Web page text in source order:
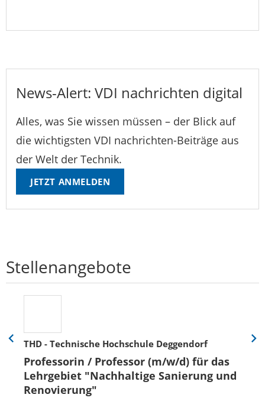
News-Alert: VDI nachrichten digital
Alles, was Sie wissen müssen – der Blick auf
die wichtigsten VDI nachrichten-Beiträge aus
der Welt der Technik.
JETZT ANMELDEN
Stellenangebote
THD - Technische Hochschule Deggendorf
Professorin / Professor (m/w/d) für das
Lehrgebiet "Nachhaltige Sanierung und
Renovierung"
Eine
zurück
Eine